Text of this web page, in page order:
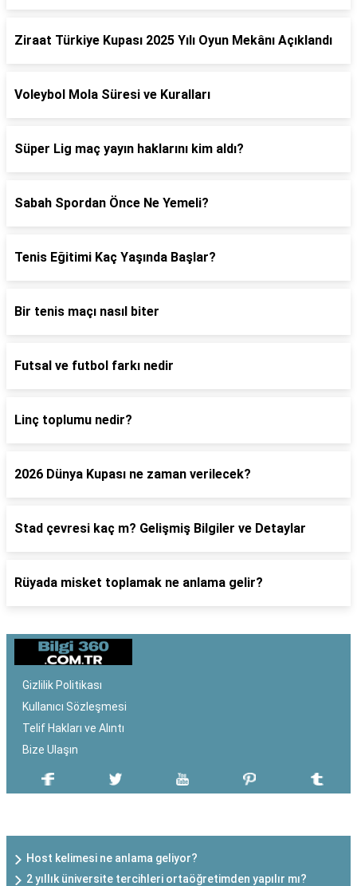
Ziraat Türkiye Kupası 2025 Yılı Oyun Mekânı Açıklandı
Voleybol Mola Süresi ve Kuralları
Süper Lig maç yayın haklarını kim aldı?
Sabah Spordan Önce Ne Yemeli?
Tenis Eğitimi Kaç Yaşında Başlar?
Bir tenis maçı nasıl biter
Futsal ve futbol farkı nedir
Linç toplumu nedir?
2026 Dünya Kupası ne zaman verilecek?
Stad çevresi kaç m? Gelişmiş Bilgiler ve Detaylar
Rüyada misket toplamak ne anlama gelir?
Gizlilik Politikası
Kullanıcı Sözleşmesi
Telif Hakları ve Alıntı
Bize Ulaşın
Host kelimesi ne anlama geliyor?
2 yıllık üniversite tercihleri ortaöğretimden yapılır mı?